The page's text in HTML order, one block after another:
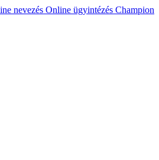
nevezés Online ügyintézés Champion